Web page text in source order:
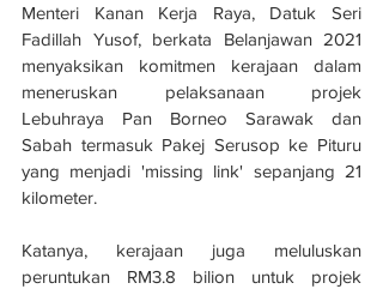
Menteri Kanan Kerja Raya, Datuk Seri
Fadillah Yusof, berkata Belanjawan 2021
menyaksikan komitmen kerajaan dalam
meneruskan pelaksanaan projek
Lebuhraya Pan Borneo Sarawak dan
Sabah termasuk Pakej Serusop ke Pituru
yang menjadi 'missing link' sepanjang 21
kilometer.
Katanya, kerajaan juga meluluskan
peruntukan RM3.8 bilion untuk projek